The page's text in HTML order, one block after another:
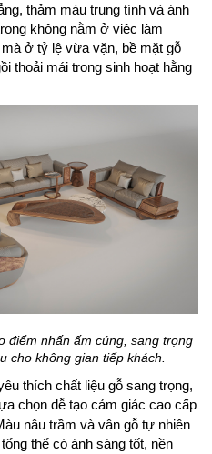
thảm màu trung tính và ánh
không nằm ở việc làm
ở tỷ lệ vừa vặn, bề mặt gỗ
thoải mái trong sinh hoạt hằng
điểm nhấn ấm cúng, sang trọng
cho không gian tiếp khách.
thích chất liệu gỗ sang trọng,
chọn dễ tạo cảm giác cao cấp
nâu trầm và vân gỗ tự nhiên
thể có ánh sáng tốt, nền